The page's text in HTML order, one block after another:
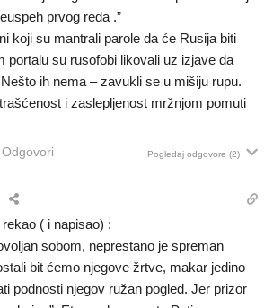
prvog reda .”
koji su mantrali parole da će Rusija biti
portalu su rusofobi likovali uz izjave da
ih nema – zavukli se u mišiju rupu.
i zaslepljenost mržnjom pomuti
Odgovori Pogledaj odgovore (2)
( i napisao) :
sobom, neprestano je spreman
bit ćemo njegove žrtve, makar jedino
podnosti njegov ružan pogled. Jer prizor